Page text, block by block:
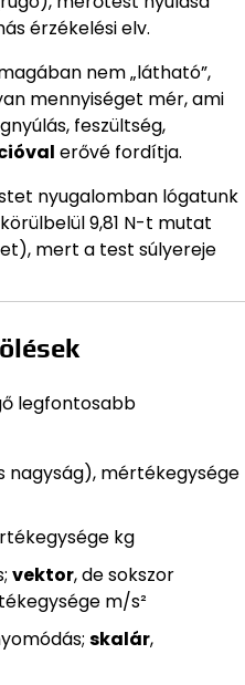
érzékelési elv.
nem „látható”,
mennyiséget mér, ami
feszültség,
erővé fordítja.
nyugalomban lógatunk
9,81 N-t mutat
mert a test súlyereje
legfontosabb
nagyság), mértékegysége
kg
vektor, de sokszor
m/s²
skalár,